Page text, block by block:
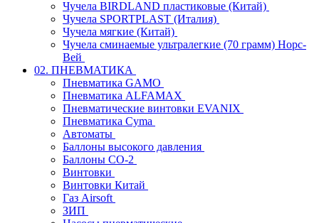
Чучела BIRDLAND пластиковые (Китай)
Чучела SPORTPLAST (Италия)
Чучела мягкие (Китай)
Чучела сминаемые ультралегкие (70 грамм) Норс-
Вей
02. ПНЕВМАТИКА
Пневматика GAMO
Пневматика ALFAMAX
Пневматические винтовки EVANIX
Пневматика Cyma
Автоматы
Баллоны высокого давления
Баллоны СО-2
Винтовки
Винтовки Китай
Газ Airsoft
ЗИП